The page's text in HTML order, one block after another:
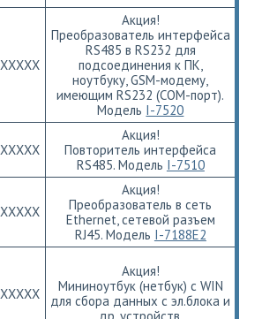
ХХХХХ
Акция!
Преобразователь интерфейса
RS485 в RS232 для
подсоединения к ПК,
ноутбуку, GSM-модему,
имеющим RS232 (COM-порт).
Модель I-7520
ХХХХХ
Акция!
Повторитель интерфейса
RS485. Модель I-7510
ХХХХХ
Акция!
Преобразователь в сеть
Ethernet, сетевой разъем
RJ45. Модель I-7188E2
ХХХХХ
Акция!
Мининоутбук (нетбук) с WIN
для сбора данных с эл.блока и